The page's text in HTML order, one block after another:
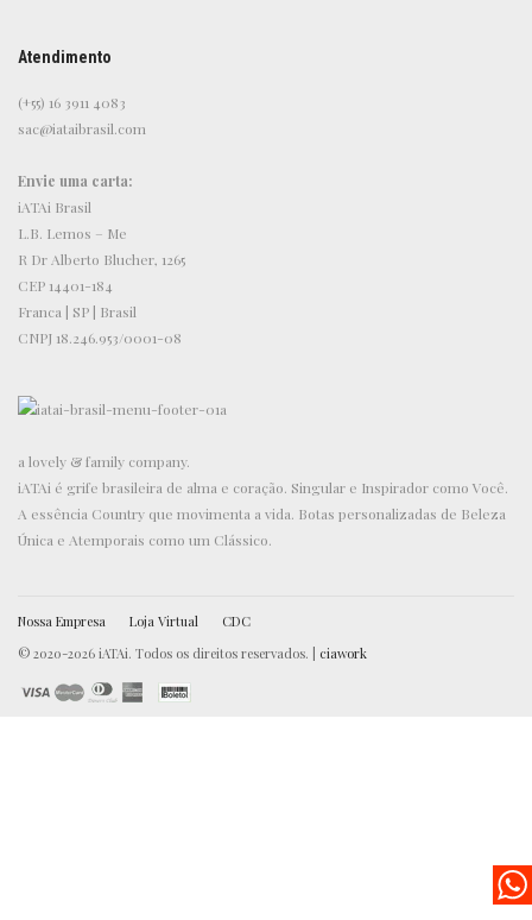
Atendimento
(+55) 16 3911 4083
sac@iataibrasil.com
Envie uma carta:
iATAi Brasil
L.B. Lemos – Me
R Dr Alberto Blucher, 1265
CEP 14401-184
Franca | SP | Brasil
CNPJ 18.246.953/0001-08
a lovely & family company.
iATAi é grife brasileira de alma e coração. Singular e Inspirador como Você.
A essência Country que movimenta a vida. Botas personalizadas de Beleza
Única e Atemporais como um Clássico.
Nossa Empresa Loja Virtual
CDC
© 2020-2026 iATAi. Todos os direitos reservados. | ciawork